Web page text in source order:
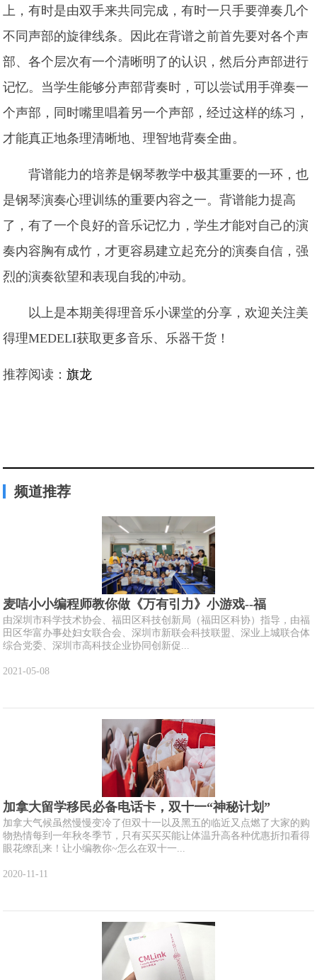
上，有时是由双手来共同完成，有时一只手要弹奏几个
不同声部的旋律线条。因此在背谱之前首先要对各个声
部、各个层次有一个清晰明了的认识，然后分声部进行
记忆。当学生能够分声部背奏时，可以尝试用手弹奏一
个声部，同时嘴里唱着另一个声部，经过这样的练习，
才能真正地条理清晰地、理智地背奏全曲。
背谱能力的培养是钢琴教学中极其重要的一环，也
是钢琴演奏心理训练的重要内容之一。背谱能力提高
了，有了一个良好的音乐记忆力，学生才能对自己的演
奏内容胸有成竹，才更容易建立起充分的演奏自信，强
烈的演奏欲望和表现自我的冲动。
以上是本期美得理音乐小课堂的分享，欢迎关注美
得理MEDELI获取更多音乐、乐器干货！
推荐阅读：旗龙
频道推荐
麦咭小小编程师教你做《万有引力》小游戏--福
由深圳市科学技术协会、福田区科技创新局（福田区科协）指导，由福
田区华富办事处妇女联合会、深圳市新联会科技联盟、深业上城联合体
综合党委、深圳市高科技企业协同创新促...
2021-05-08
加拿大留学移民必备电话卡，双十一“神秘计划”
加拿大气候虽然慢慢变冷了但双十一以及黑五的临近又点燃了大家的购
物热情每到一年秋冬季节，只有买买买能让体温升高各种优惠折扣看得
眼花缭乱来！让小编教你~怎么在双十一...
2020-11-11